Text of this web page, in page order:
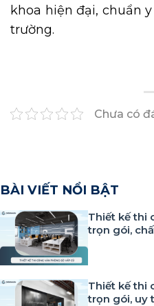
khoa hiện đại, chuẩn
trường.
Chưa có
BÀI VIẾT NỔI BẬT
Thiết kế thi
trọn gói,
Thiết kế thi
trọn gói, uy